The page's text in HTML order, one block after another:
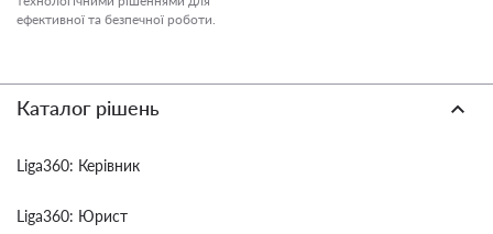
ефективної та безпечної роботи.
Каталог рішень
Liga360: Керівник
Liga360: Юрист